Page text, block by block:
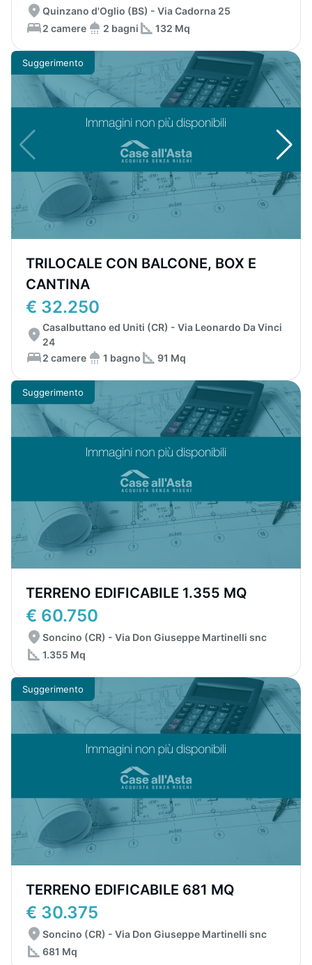
Quinzano d'Oglio (BS) - Via Cadorna 25
2 camere
2 bagni 132 Mq
Suggerimento
TRILOCALE CON BALCONE, BOX E
CANTINA
€ 32.250
Casalbuttano ed Uniti (CR) - Via Leonardo Da Vinci
24
2 camere
1 bagno 91 Mq
Suggerimento
TERRENO EDIFICABILE 1.355 MQ
€ 60.750
Soncino (CR) - Via Don Giuseppe Martinelli snc
1.355 Mq
Suggerimento
TERRENO EDIFICABILE 681 MQ
€ 30.375
Soncino (CR) - Via Don Giuseppe Martinelli snc
681 Mq